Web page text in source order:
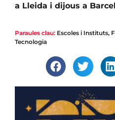
a Lleida i dijous a
Paraules clau: Escoles i Instituts,
Tecnologia